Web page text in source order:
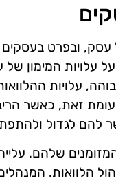
עסק, ובפרט
עלויות המימון
עלויות
זאת, כאשר
להם לגדול
שלהם. עלייה
הלוואות.